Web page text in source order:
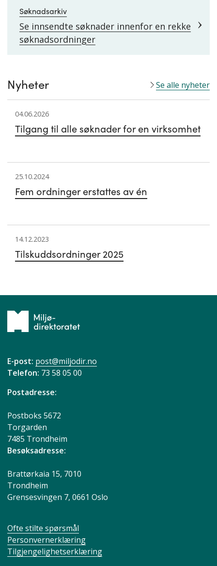
Søknadsarkiv
Se innsendte søknader innenfor en rekke
søknadsordninger
Nyheter Se alle nyheter
04.06.2026
Tilgang til alle søknader for en virksomhet
25.10.2024
Fem ordninger erstattes av én
14.12.2023
Tilskuddsordninger 2025
E-post: post@miljodir.no
Telefon: 73 58 05 00
Postadresse:
Postboks 5672
Torgarden
7485 Trondheim
Besøksadresse:
Brattørkaia 15, 7010
Trondheim
Grensesvingen 7, 0661 Oslo
Ofte stilte spørsmål
Personvernerklæring
Tilgjengelighetserklæring